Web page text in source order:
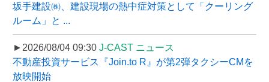
坂手建設㈱、建設現場の熱中症対策として「クーリング
ルーム」と ...
►2026/08/04 09:30 J-CAST ニュース
不動産投資サービス『Join.to R』が第2弾タクシーCMを
放映開始